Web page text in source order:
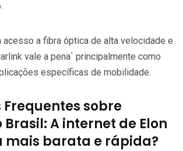
acesso a fibra óptica de alta velocidade e
vale a pena` principalmente como
específicas de mobilidade.
sobre
A internet de Elon
mais barata e rápida?